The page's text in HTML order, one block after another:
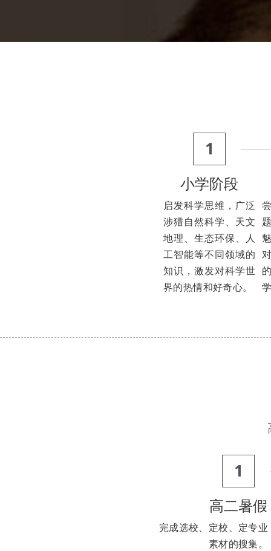
1
小学阶段
启发科学思维，广泛
涉猎自然科学、天文
地理、生态环保、人
工智能等不同领域的
知识，激发对科学世
界的热情和好奇心。
1
高二暑假
完成选校、定校、定专
素材的搜集。